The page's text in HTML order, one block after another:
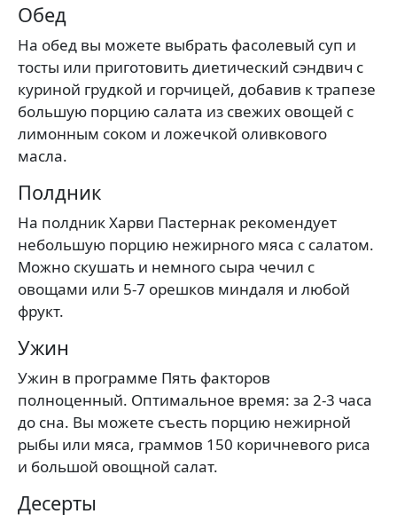
Обед
На обед вы можете выбрать фасолевый суп и
тосты или приготовить диетический сэндвич с
куриной грудкой и горчицей, добавив к трапезе
большую порцию салата из свежих овощей с
лимонным соком и ложечкой оливкового
масла.
Полдник
На полдник Харви Пастернак рекомендует
небольшую порцию нежирного мяса с салатом.
Можно скушать и немного сыра чечил с
овощами или 5-7 орешков миндаля и любой
фрукт.
Ужин
Ужин в программе Пять факторов
полноценный. Оптимальное время: за 2-3 часа
до сна. Вы можете съесть порцию нежирной
рыбы или мяса, граммов 150 коричневого риса
и большой овощной салат.
Десерты